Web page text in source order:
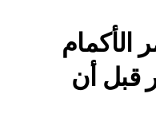
قبل أن